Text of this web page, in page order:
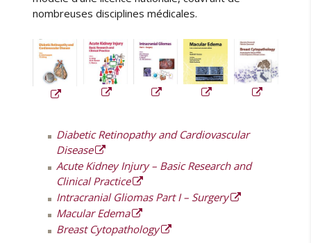
r
e
nombreuses disciplines médicales.
Diabetic Retinopathy and Cardiovascular
Disease
Acute Kidney Injury – Basic Research and
Clinical Practice
Intracranial Gliomas Part I – Surgery
Macular Edema
Breast Cytopathology